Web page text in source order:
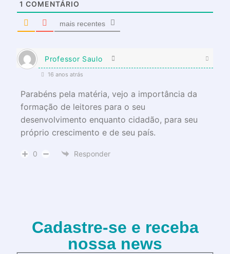
1 COMENTÁRIO
mais recentes
Professor Saulo
16 anos atrás
Parabéns pela matéria, vejo a importância da
formação de leitores para o seu
desenvolvimento enquanto cidadão, para seu
próprio crescimento e de seu país.
0 Responder
Cadastre-se e receba
nossa news